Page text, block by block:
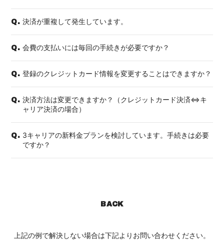
Q. 決済が重複して発生しています。
Q. 会費の支払いには毎回の手続きが必要ですか？
Q. 登録のクレジットカード情報を変更することはできますか？
Q. 決済方法は変更できますか？（クレジットカード決済⇔キ
ャリア決済の場合）
Q. 3キャリアの新料金プランを検討しています。手続きは必要
ですか？
BACK
上記の例で解決しない場合は下記よりお問い合わせください。